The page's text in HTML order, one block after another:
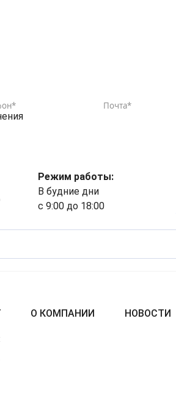
Режим работы:
В будние дни
с 9:00 до 18:00
О КОМПАНИИ НОВОСТИ